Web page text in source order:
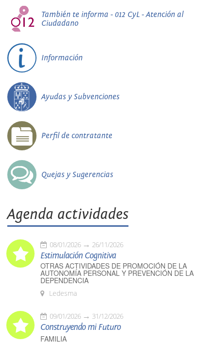
También te informa - 012 CyL - Atención al
Ciudadano
Información
Ayudas y Subvenciones
Perfil de contratante
Quejas y Sugerencias
Agenda actividades
08/01/2026 26/11/2026
Estimulación Cognitiva
OTRAS ACTIVIDADES DE PROMOCIÓN DE LA
AUTONOMÍA PERSONAL Y PREVENCIÓN DE LA
DEPENDENCIA
Ledesma
09/01/2026 31/12/2026
Construyendo mi Futuro
FAMILIA